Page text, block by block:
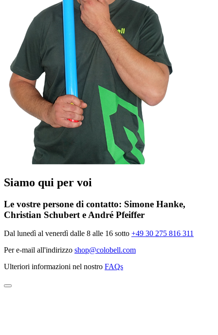
Siamo qui per voi
Le vostre persone di contatto: Simone Hanke,
Christian Schubert e André Pfeiffer
Dal lunedì al venerdì dalle 8 alle 16 sotto +49 30 275 816 311
Per e-mail all'indirizzo shop@colobell.com
Ulteriori informazioni nel nostro FAQs